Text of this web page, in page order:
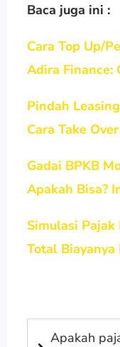
Baca juga ini :
Cara Top Up/
Adira Finance:
Pindah
Cara Take
Gadai BPKB
Apakah Bisa?
Simulasi
Total
Apakah